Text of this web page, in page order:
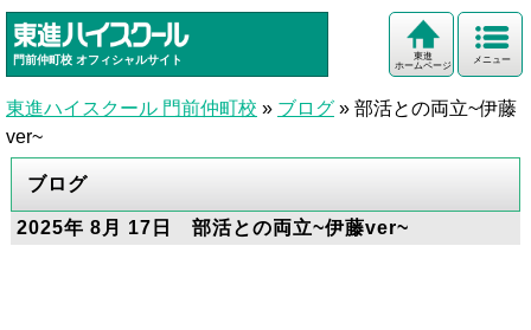
門前仲町校 オフィシャルサイト メニュー
東進
ホームページ
東進ハイスクール 門前仲町校 » ブログ » 部活との両立~伊藤
ver~
ブログ
2025年 8月 17日 部活との両立~伊藤ver~